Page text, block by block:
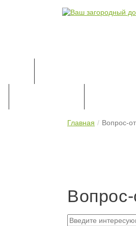
Главная Вопрос-
Вопрос-